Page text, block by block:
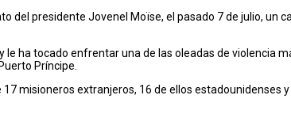
del presidente Jovenel Moïse, el pasado 7 de julio,
ha tocado enfrentar una de las oleadas de violencia
Príncipe.
misioneros extranjeros, 16 de ellos